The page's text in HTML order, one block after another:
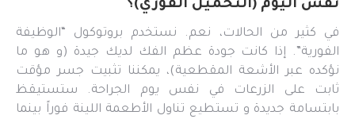
نفس اليوم (التحميل الفوري)؟
في كثير من الحالات، نعم. نستخدم بروتوكول “الوظيفة
الفورية”. إذا كانت جودة عظم الفك لديك جيدة (و هو ما
نؤكده عبر الأشعة المقطعية)، يمكننا تثبيت جسر مؤقت
ثابت على الزرعات في نفس يوم الجراحة. ستستيقظ
بابتسامة جديدة و تستطيع تناول الأطعمة اللينة فوراً بينما